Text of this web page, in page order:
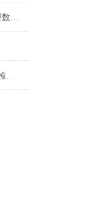
河北环宇仪器带你了解GS-82型数字阀
RFP-09型智能测力仪计量机构检定与标定操作说明